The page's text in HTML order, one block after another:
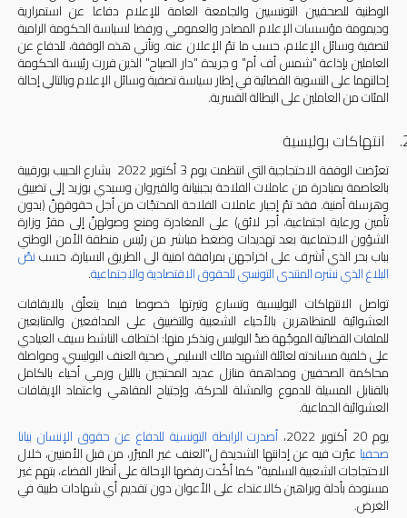
الوطنية للصحفيين التونسيين والجامعة العامة للإعلام دفاعا عن استمرارية
وديمومة مؤسسات الإعلام المصادر والعمومي ورفضا لسياسة الحكومة الرامية
لتصفية وسائل الإعلام، حسب ما تمّ الإعلان عنه. وتأتي هذه الوقفة، للدفاع عن
العاملين بإذاعة"شمس أف أم" و جريدة"دار الصباح" الذين قررت رئيسة الحكومة
إحالتهما على التسوية القضائية في إطار سياسة تصفية وسائل الإعلام وبالتالي إحالة
المئات من العاملين على البطالة القسرية.
انتهاكات بوليسية
تعرّضت الوقفة الاحتجاجية التي انتظمت يوم3أكتوبر2022 بشارع الحبيب بورقيبة
بالعاصمة بمبادرة من عاملات الفلاحة بجبنيانة والقيروان وسيدي بوزيد إلى تضييق
وهرسلة أمنية. فقد تمّ إجبار عاملات الفلاحة المحتجّات من أجل حقوقهنّ(بدون
تأمين ورعاية اجتماعية، أجر لائق) على المغادرة ومنع وصولهنّ إلى مقرّ وزارة
الشؤون الاجتماعية بعد تهديدات وضغط مباشر من رئيس منطقة الأمن الوطني
بباب بحر الذي أشرف على اخراجهن بمرافقة امنية الى الطريق السيارة، حسبنص
البلاغالذينشرهالمنتدىالتونسيللحقوقالاقتصاديةوالاجتماعية.
تواصل الانتهاكات البوليسية وتسارع وتيرتها خصوصا فيما يتعلّق بالايقافات
العشوائية للمتظاهرين بالأحياء الشعبية وللتضييق على المدافعين والمتابعين
للملفات القضائية الموجّهة ضدّ البوليس ونذكر منها:اختطاف الناشط سيف العيادي
على خلفية مساندته لعائلة الشهيد مالك السليمي ضحية العنف البوليسي، ومواصلة
محاكمة الصحفيين ومداهمة منازل عديد المحتجين بالليل ورمي أحياء بالكامل
بالقنابل المسيلة للدموع والمشلة للحركة، وإجتياح المقاهي واعتماد الإيقافات
العشوائية الجماعية.
يوم 20 أكتوبر 2022، أصدرت الرابطة التونسية للدفاع عن حقوق الإنسان بيانا
صحفيا عبّرت فيه عن إدانتها الشديدة ل"العنف غير المبرّر، من قبل الأمنيين، خلال
الاحتجاجات الشعبية السلمية" كما أكّدت رفضها الإحالة على أنظار القضاء، بتهم غير
مسنودة بأدلة وبراهين كالاعتداء على الأعوان دون تقديم أي شهادات طبية في
الغرض.